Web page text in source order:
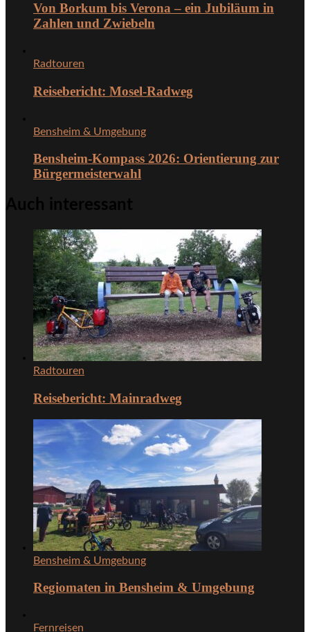
Von Borkum bis Verona – ein Jubiläum in
Zahlen und Zwiebeln
Radtouren
Reisebericht: Mosel-Radweg
Bensheim & Umgebung
Bensheim-Kompass 2026: Orientierung zur
Bürgermeisterwahl
Auch interessant
Radtouren
Reisebericht: Mainradweg
Bensheim & Umgebung
Regiomaten in Bensheim & Umgebung
Fernreisen